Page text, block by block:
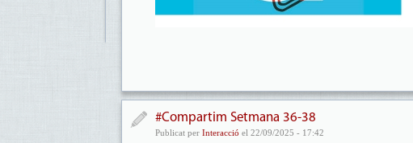
#Compartim Setmana 36-38
Publicat per Interacció el 22/09/2025 - 17:42